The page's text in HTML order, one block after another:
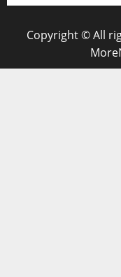
Copyright © All